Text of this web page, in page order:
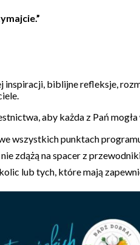
inspiracji, biblijne refleksje,
aby każda z Pań
wszystkich punktach
zdążą na spacer z
lub tych, które mają